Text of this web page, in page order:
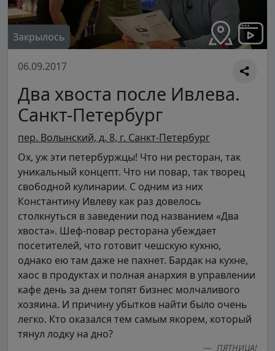
Закрылось
06.09.2017
Два хвоста после Ивлева.
Санкт-Петербург
пер. Волынский, д. 8, г. Санкт-Петербург
Ох, уж эти петербуржцы! Что ни ресторан, так
уникальный концепт. Что ни повар, так творец
свободной кулинарии. С одним из них
Константину Ивлеву как раз довелось
столкнуться в заведении под названием «Два
хвоста». Шеф-повар ресторана убеждает
посетителей, что готовит чешскую кухню,
однако ею там даже не пахнет. Бардак на кухне,
хаос в продуктах и полная анархия в управлении
кафе день за днем топят бизнес молчаливого
хозяина. И причину убытков найти было очень
легко. Кто оказался тем самым якорем, который
тянул лодку на дно?
ПЯТНИЦА!